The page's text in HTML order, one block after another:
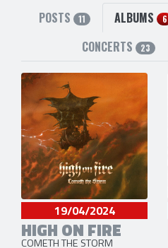
POSTS 11 ALBUMS 6
CONCERTS 23
19/04/2024
HIGH ON FIRE
COMETH THE STORM